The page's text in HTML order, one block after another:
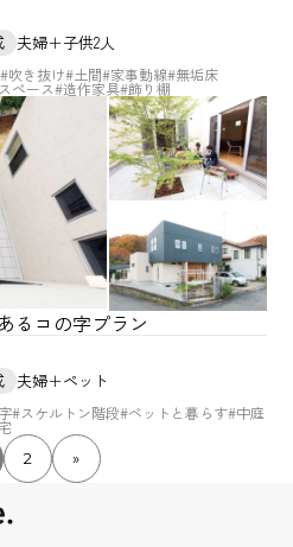
夫婦＋子供2人
#吹き抜け#土間#家事動線#無垢床
ペース#造作家具#飾り棚
るコの字プラン
夫婦＋ペット
#スケルトン階段#ペットと暮らす#中庭
2 »